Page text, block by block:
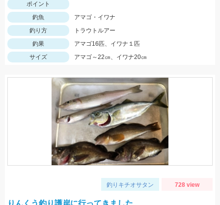
ポイント
釣魚
アマゴ・イワナ
釣り方
トラウトルアー
釣果
アマゴ16匹、イワナ１匹
サイズ
アマゴ～22㎝、イワナ20㎝
釣りキチオサタン 728 view
りんくう釣り護岸に行ってきました